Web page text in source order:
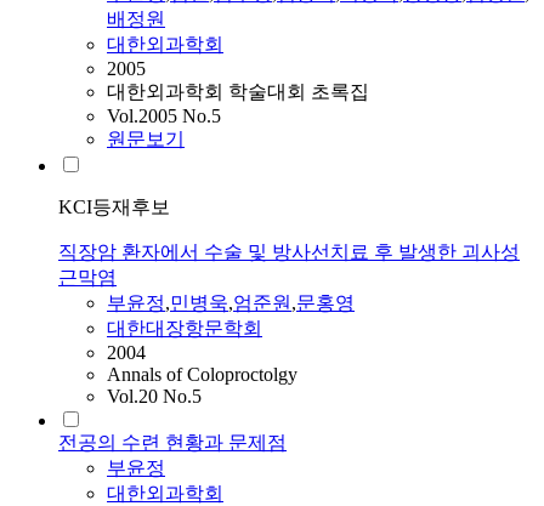
배정원
대한외과학회
2005
대한외과학회 학술대회 초록집
Vol.2005 No.5
원문보기
KCI등재후보
직장암 환자에서 수술 및 방사선치료 후 발생한 괴사성
근막염
부윤정,민병욱,엄준원,문홍영
대한대장항문학회
2004
Annals of Coloproctolgy
Vol.20 No.5
전공의 수련 현황과 문제점
부윤정
대한외과학회